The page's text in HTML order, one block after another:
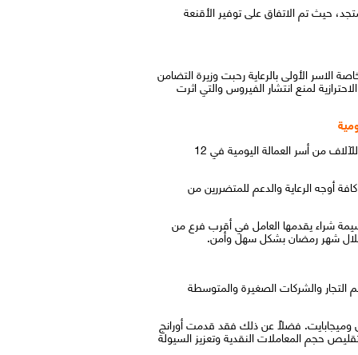
حيث تم الاتفاق على توفير الأقنعة
الاسر الأولى بالرعاية رحبت وزيرة التضامن
مادياً من الإجراءات الاحترازية لمنع انتشار الفيروس والتي اثرت
قررت "اورنچ مصر" بالتعاون مع "فوري" وأولاد رجب المساهمة في مبادرة جديدة لتوفير كراتين مواد غذائية استعدادا لشهر رمضان للآلاف من أسر العمالة اليومية في 12
أوجه الرعاية والدعم للمتضررين من
شراء يقدمها العامل في أقرب فرع من
خلال شهر رمضان بشكل سهل وأمن.
والشركات الصغيرة والمتوسطة
على مستوى البلاد بما في ذلك دقائق وميجابايت. فضلاً عن ذلك فقد قدمت أورانج
حجم المعاملات النقدية وتعزيز السيولة